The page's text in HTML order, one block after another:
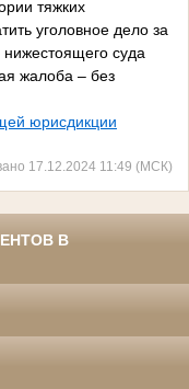
тяжких
уголовное дело за
нижестоящего суда
жалоба – без
юрисдикции
17.12.2024 11:49 (МСК)
В